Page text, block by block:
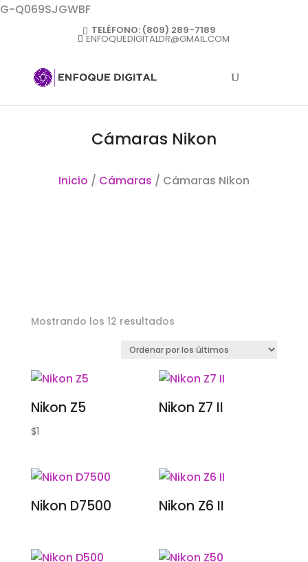
G-Q069SJGWBF
TELÉFONO: (809) 289-7189
ENFOQUEDIGITALDR@GMAIL.COM
Cámaras Nikon
Inicio / Cámaras / Cámaras Nikon
Mostrando los 12 resultadosOrdenado
los
últimos
Nikon Z5
$1
Nikon Z7 II
Nikon D7500 Nikon Z6 II